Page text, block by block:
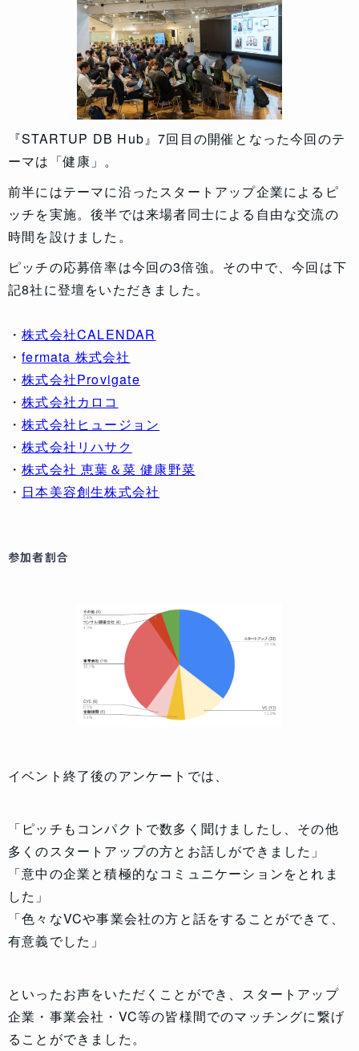
『STARTUP DB Hub』7回目の開催となった今回のテ
ーマは「健康」。
前半にはテーマに沿ったスタートアップ企業によるピ
ッチを実施。後半では来場者同士による自由な交流の
時間を設けました。
ピッチの応募倍率は今回の3倍強。その中で、今回は下
記8社に登壇をいただきました。
・株式会社CALENDAR
・fermata 株式会社
・株式会社Provigate
・株式会社カロコ
・株式会社ヒュージョン
・株式会社リハサク
・株式会社 恵葉＆菜 健康野菜
・ 日本美容創生株式会社
参加者割合
イベント終了後のアンケートでは、
「ピッチもコンパクトで数多く聞けましたし、その他
多くのスタートアップの方とお話しができました」
「意中の企業と積極的なコミュニケーションをとれま
した」
「色々なVCや事業会社の方と話をすることができて、
有意義でした」
といったお声をいただくことができ、スタートアップ
企業・事業会社・VC等の皆様間でのマッチングに繋げ
ることができました。